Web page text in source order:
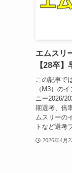
エムスリ
【28卒
この記事で
（M3）の
ニー2026/
期選考、倍
ムスリーの
トなど選考
2026年4月